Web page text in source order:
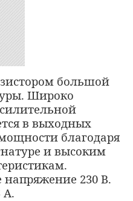
большой
Широко
в выходных
благодаря
и высоким
230 В.
А.